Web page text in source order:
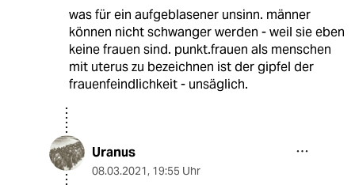
was für ein aufgeblasener unsinn. männer
können nicht schwanger werden - weil sie eben
keine frauen sind. punkt.frauen als menschen
mit uterus zu bezeichnen ist der gipfel der
frauenfeindlichkeit - unsäglich.
Uranus
08.03.2021, 19:55 Uhr